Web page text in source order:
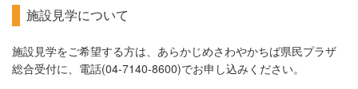
施設見学について
施設見学をご希望する方は、あらかじめさわやかちば県民プラザ
総合受付に、電話(04-7140-8600)でお申し込みください。